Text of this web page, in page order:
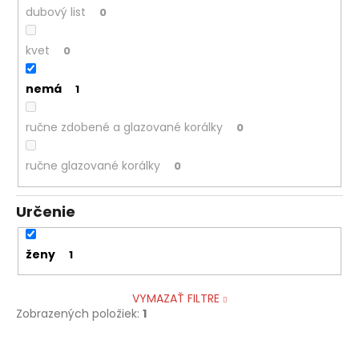
dubový list 0
kvet 0
nemá 1
ručne zdobené a glazované korálky 0
ručne glazované korálky 0
Určenie
ženy 1
VYMAZAŤ FILTRE
Zobrazených položiek: 1